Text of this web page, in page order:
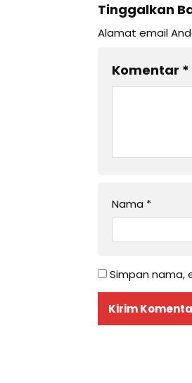
Tinggalkan
Alamat email
Komentar *
Nama *
Simpan nama,